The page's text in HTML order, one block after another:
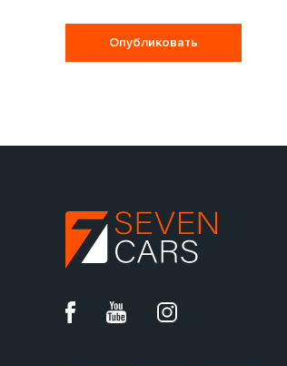
Опубликовать